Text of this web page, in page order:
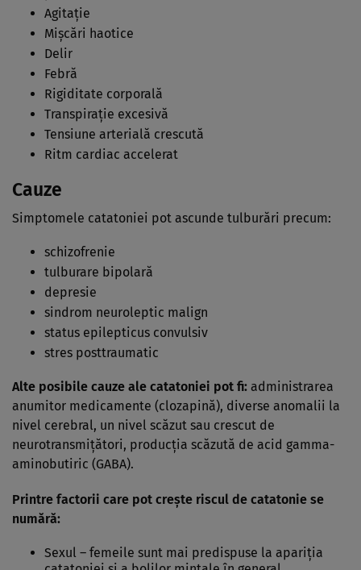
Agitaţie
Mişcări haotice
Delir
Febră
Rigiditate corporală
Transpiraţie excesivă
Tensiune arterială crescută
Ritm cardiac accelerat
Cauze
Simptomele catatoniei pot ascunde tulburări precum:
schizofrenie
tulburare bipolară
depresie
sindrom neuroleptic malign
status epilepticus convulsiv
stres posttraumatic
Alte posibile cauze ale catatoniei pot fi: administrarea
anumitor medicamente (clozapină), diverse anomalii la
nivel cerebral, un nivel scăzut sau crescut de
neurotransmiţători, producţia scăzută de acid gamma-
aminobutiric (GABA).
Printre factorii care pot creşte riscul de catatonie se
numără:
Sexul – femeile sunt mai predispuse la apariţia